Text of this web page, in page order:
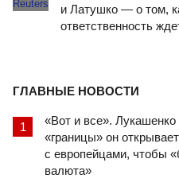
и Латушко — о том,
ответственность
ГЛАВНЫЕ НОВОСТИ
«Вот и все». Лукашенко
«границы» он открывает
с европейцами, чтобы
валюта»